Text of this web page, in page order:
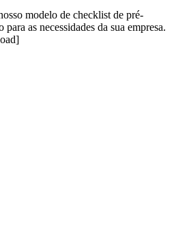
modelo de checklist de pré-
as necessidades da sua empresa.